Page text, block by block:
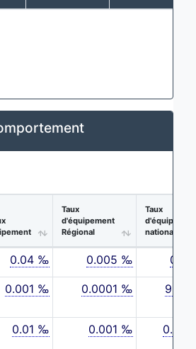
Taux
d'équipement
Régional
Taux
national
0.04 ‰ 0.005 ‰
0.001 ‰ 0.0001 ‰
0.01 ‰ 0.001 ‰